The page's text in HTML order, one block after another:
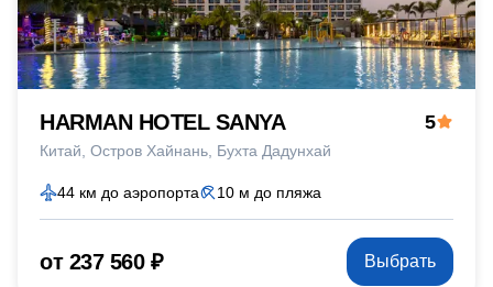
HARMAN HOTEL SANYA
Китай Остров Хайнань Бухта Дадунхай
5
44 км до аэропорта 10 м до пляжа
от 237 560 ₽ Выбрать